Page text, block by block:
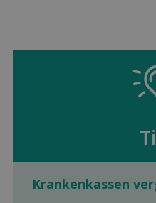
Kranken­kassen